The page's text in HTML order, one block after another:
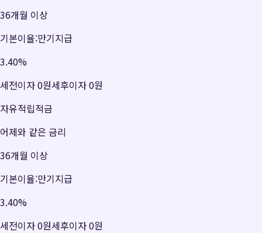
36개월 이상
기본이율:만기지급
3.40%
세전이자0원세후이자0원
자유적립적금
어제와 같은 금리
36개월 이상
기본이율:만기지급
3.40%
세전이자0원세후이자0원